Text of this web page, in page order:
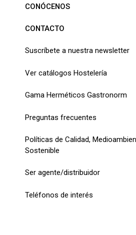
CONÓCENOS
CONTACTO
Suscríbete a nuestra newsletter
Ver catálogos Hostelería
Gama Herméticos Gastronorm
Preguntas frecuentes
Políticas de Calidad,
Sostenible
Ser agente/distribuidor
Teléfonos de interés